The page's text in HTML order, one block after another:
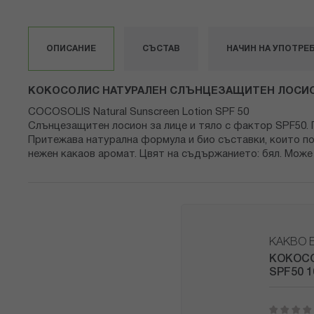
ОПИСАНИЕ
КОКОСОЛИС НАТУРАЛЕН СЛЪНЦЕЗАЩИТЕН
COCOSOLIS Natural Sunscreen Lotion SPF 50
Слънцезащитен лосион за лице и тяло с фактор SPF50.
Притежава натурална формула и био съставки, които
нежен какаов аромат. Цвят на съдържанието: бял.
СЪСТАВ НАЧИН НА
КАКВО
SPF50